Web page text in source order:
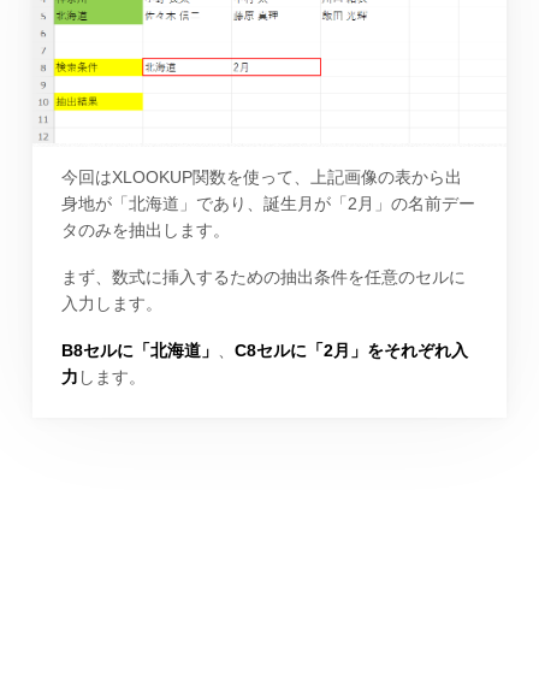
今回はXLOOKUP関数を使って、上記画像の表から出
身地が「北海道」であり、誕生月が「2月」の名前デー
タのみを抽出します。
まず、数式に挿入するための抽出条件を任意のセルに
入力します。
B8セルに「北海道」
C8セルに「2月」をそれぞれ入
力 します。